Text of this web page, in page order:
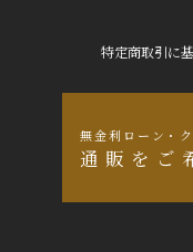
特定商取引に
無金利ローン・
通販をご